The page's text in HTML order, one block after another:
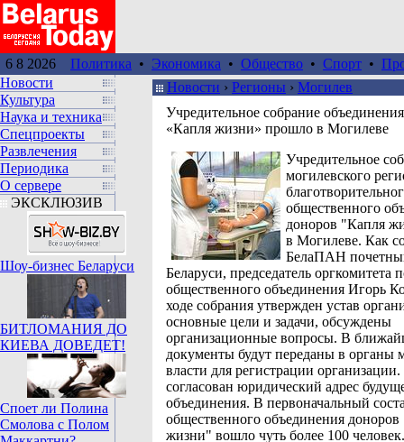
6 8 2026 Политика • Экономика • Общество • Спорт •
Новости
Культура
Наука и техника
Спецпроекты
Развлечения
Периодика
О сервере
ЭКСКЛЮЗИВ
Шоу-бизнес Беларуси
БИТЛОМАНИЯ ДО
КИЕВА ДОВЕДЕТ!
Споет ли Полина
Смолова с Полом
Новости › Регионы › Могилев
Учредительное собрание
«Капля жизни» прошло в Могилеве
Учредительное
могилевского
общественного
доноров "Капля
в Могилеве. Как
БелаПАН
Беларуси, председатель оргкомитета
общественного объединения Игорь
ходе собрания утвержден устав
основные цели и задачи, обсуждены
организационные вопросы. В
документы будут переданы в органы
власти для регистрации
согласован юридический адрес
объединения. В первоначальный
общественного объединения
жизни" вошло чуть более 100 человек.